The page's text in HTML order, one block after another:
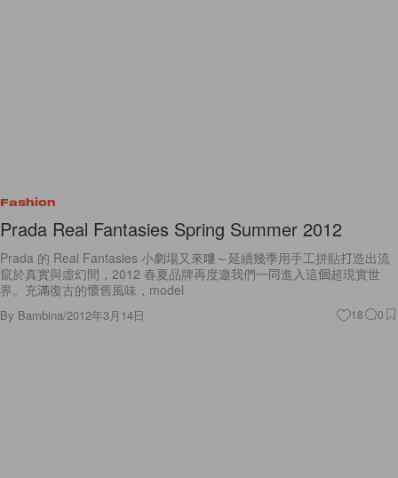
Fashion
Prada Real Fantasies Spring Summer 2012
Prada 的 Real Fantasies 小劇場又來嘍～延續幾季用手工拼貼打造出流
竄於真實與虛幻間，2012 春夏品牌再度邀我們一同進入這個超現實世
界。充滿復古的懷舊風味，model
By Bambina/2012年3月14日 18 0